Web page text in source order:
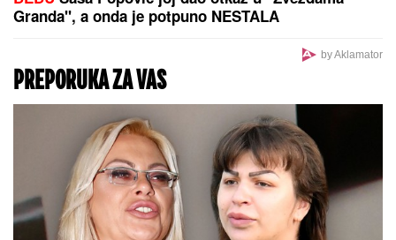
"OVO JE UBISTVO U AFEKTU,
REKONSTRUKCIJA ĆE OTKRITI KOJI
JE UDARAC BIO FATALAN!"
Stručnjaci o zločinu na Novom
Beogradu: Da li je tragedija mogla
biti sprečena?